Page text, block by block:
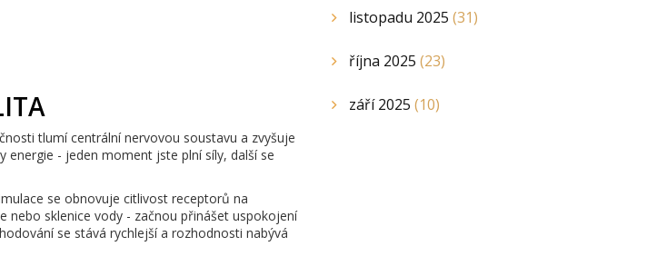
tlumí centrální nervovou soustavu a zvyšuje
energie - jeden moment jste plní síly, další se
se obnovuje citlivost receptorů na
nebo sklenice vody - začnou přinášet uspokojení
se stává rychlejší a rozhodnosti nabývá
listopadu 2025 (31)
října 2025 (23)
září 2025 (10)